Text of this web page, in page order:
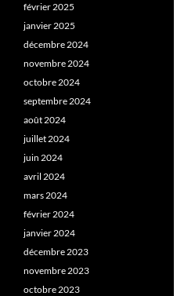
février 2025
janvier 2025
décembre 2024
novembre 2024
octobre 2024
septembre 2024
août 2024
juillet 2024
juin 2024
avril 2024
mars 2024
février 2024
janvier 2024
décembre 2023
novembre 2023
octobre 2023